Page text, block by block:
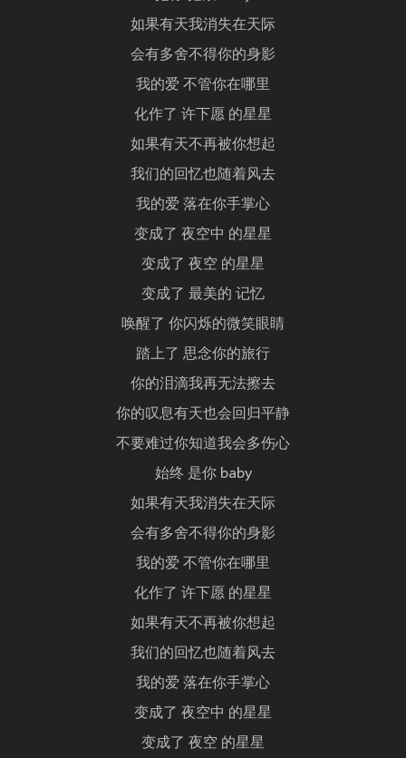
如果有天我消失在天际
会有多舍不得你的身影
我的爱 不管你在哪里
化作了 许下愿 的星星
如果有天不再被你想起
我们的回忆也随着风去
我的爱 落在你手掌心
变成了 夜空中 的星星
变成了 夜空 的星星
变成了 最美的 记忆
唤醒了 你闪烁的微笑眼睛
踏上了 思念你的旅行
你的泪滴我再无法擦去
你的叹息有天也会回归平静
不要难过你知道我会多伤心
始终 是你 baby
如果有天我消失在天际
会有多舍不得你的身影
我的爱 不管你在哪里
化作了 许下愿 的星星
如果有天不再被你想起
我们的回忆也随着风去
我的爱 落在你手掌心
变成了 夜空中 的星星
变成了 夜空 的星星